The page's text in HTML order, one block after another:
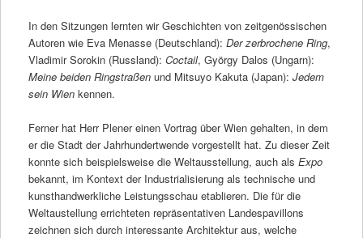
In den Sitzungen lernten wir Geschichten von zeitgenössischen
Autoren wie Eva Menasse (Deutschland): Der zerbrochene Ring,
Vladimir Sorokin (Russland): Coctail, György Dalos (Ungarn):
Meine beiden Ringstraßenund Mitsuyo Kakuta (Japan): Jedem
sein Wienkennen.
Ferner hat Herr Plener einen Vortrag über Wien gehalten, in dem
er die Stadt der Jahrhundertwende vorgestellt hat. Zu dieser Zeit
konnte sich beispielsweise die Weltausstellung, auch als Expo
bekannt, im Kontext der Industrialisierung als technische und
kunsthandwerkliche Leistungsschau etablieren. Die für die
Weltaustellung errichteten repräsentativen Landespavillons
zeichnen sich durch interessante Architektur aus, welche